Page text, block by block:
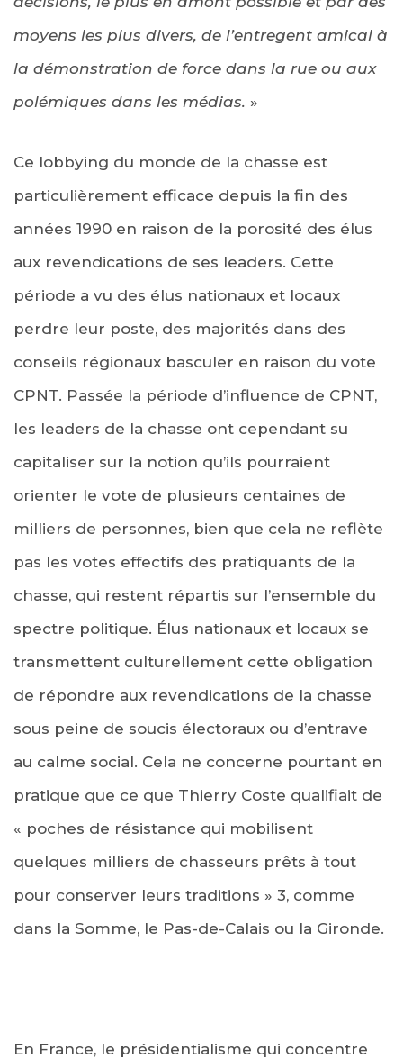
moyens les plus divers, de l’entregent amical à
la démonstration de force dans la rue ou aux
polémiques dans les médias. »
Ce lobbying du monde de la chasse est
particulièrement efficace depuis la fin des
années 1990 en raison de la porosité des élus
aux revendications de ses leaders. Cette
période a vu des élus nationaux et locaux
perdre leur poste, des majorités dans des
conseils régionaux basculer en raison du vote
CPNT. Passée la période d’influence de CPNT,
les leaders de la chasse ont cependant su
capitaliser sur la notion qu’ils pourraient
orienter le vote de plusieurs centaines de
milliers de personnes, bien que cela ne reflète
pas les votes effectifs des pratiquants de la
chasse, qui restent répartis sur l’ensemble du
spectre politique. Élus nationaux et locaux se
transmettent culturellement cette obligation
de répondre aux revendications de la chasse
sous peine de soucis électoraux ou d’entrave
au calme social. Cela ne concerne pourtant en
pratique que ce que Thierry Coste qualifiait de
« poches de résistance qui mobilisent
quelques milliers de chasseurs prêts à tout
pour conserver leurs traditions » 3, comme
dans la Somme, le Pas-de-Calais ou la Gironde.
En France, le présidentialisme qui concentre